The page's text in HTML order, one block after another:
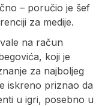
– poručio je šef
za medije.
na račun
koji je
za najboljeg
iskreno priznao da
u igri, posebno u